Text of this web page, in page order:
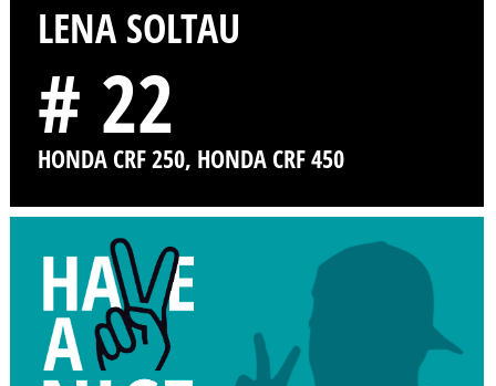
LENA SOLTAU
# 22
HONDA CRF 250, HONDA CRF 450